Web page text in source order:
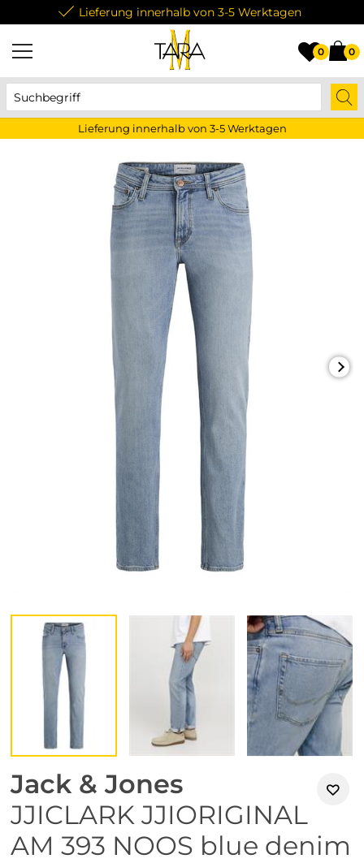
Lieferung innerhalb von 3-5 Werktagen
0 0
Lieferung innerhalb von 3-5 Werktagen
Jack & Jones
JJICLARK JJIORIGINAL
AM 393 NOOS blue denim